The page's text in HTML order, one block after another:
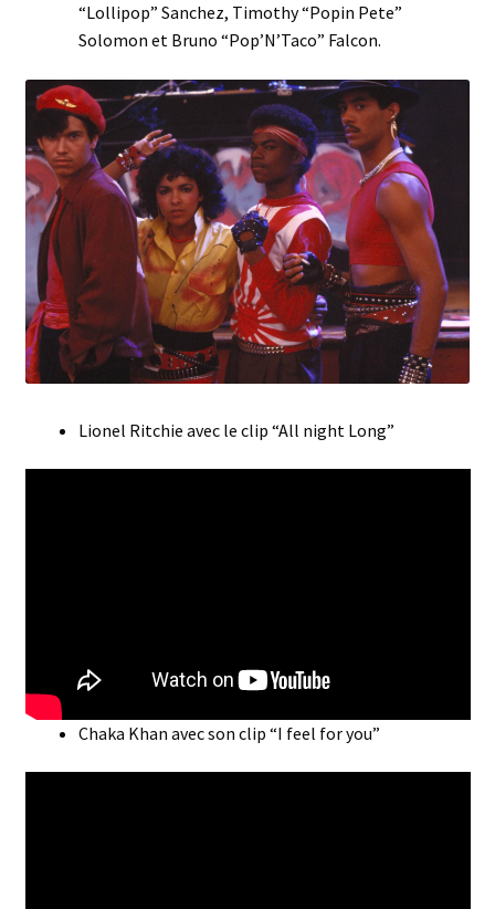
“Lollipop” Sanchez, Timothy “Popin Pete”
Solomon et Bruno “Pop’N’Taco” Falcon.
Lionel Ritchie avec le clip “All night Long”
Chaka Khan avec son clip “I feel for you”